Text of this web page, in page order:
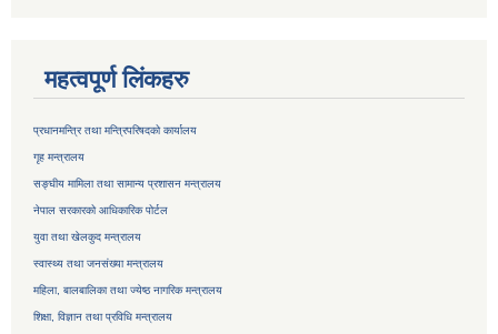
महत्वपूर्ण लिंकहरु
प्रधानमन्त्रि तथा मन्त्रिपरिषदको कार्यालय
गृह मन्त्रालय
सङ्घीय मामिला तथा सामान्य प्रशासन मन्त्रालय
नेपाल सरकारको आधिकारिक पोर्टल
युवा तथा खेलकुद मन्त्रालय
स्वास्थ्य तथा जनसंख्या मन्त्रालय
महिला, बालबालिका तथा ज्येष्ठ नागरिक मन्त्रालय
शिक्षा, विज्ञान तथा प्रविधि मन्त्रालय